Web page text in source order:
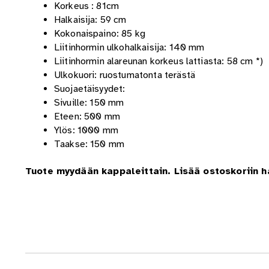
Korkeus : 81cm
Halkaisija: 59 cm
Kokonaispaino: 85 kg
Liitinhormin ulkohalkaisija: 140 mm
Liitinhormin alareunan korkeus lattiasta: 58 cm *)
Ulkokuori: ruostumatonta terästä
Suojaetäisyydet:
Sivuille: 150 mm
Eteen: 500 mm
Ylös: 1000 mm
Taakse: 150 mm
Tuote myydään kappaleittain. Lisää ostoskoriin